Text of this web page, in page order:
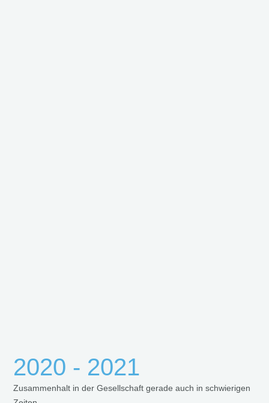
2020 - 2021
Zusammenhalt in der Gesellschaft gerade auch in schwierigen